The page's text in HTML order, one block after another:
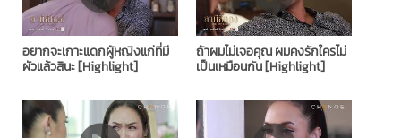
อยากจะเกาะแดกผู้หญิงแก่ที่มี
ผัวแล้วสินะ [Highlight]
ถ้าผมไม่เจอคุณ ผมคงรักใครไม่
เป็นเหมือนกัน [Highlight]